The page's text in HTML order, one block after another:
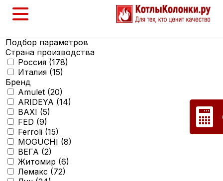
Подбор параметров
Страна производства
Россия (178)
Италия (15)
Бренд
Amulet (20)
ARIDEYA (14)
BAXI (5)
FED (9)
Ferroli (15)
MOGUCHI (8)
ВЕГА (2)
Житомир (6)
Лемакс (72)